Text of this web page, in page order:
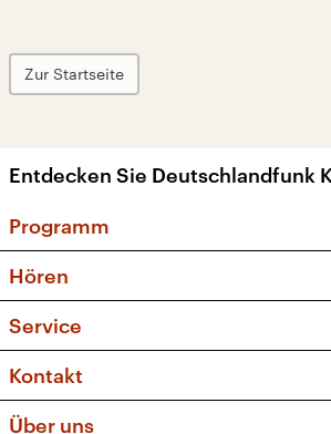
Zur Startseite
Entdecken Sie Deutschlandfunk
Programm
Sendungen und Podcasts
Musikliste
Kakadu – Das Kinderprogramm
Hören
Frequenzen (UKW + DAB+)
Service
FAQ
Apps
Kontakt
Über uns